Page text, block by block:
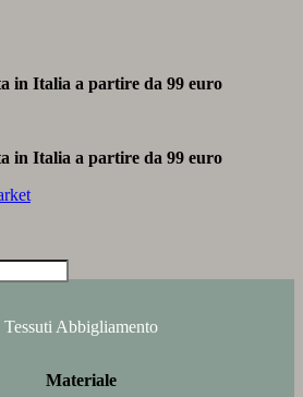
in Italia a partire da 99 euro
in Italia a partire da 99 euro
Tessuti Abbigliamento
Materiale